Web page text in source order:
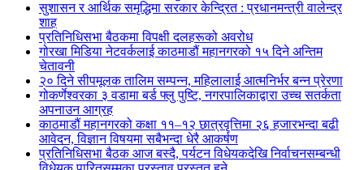
सुशासन र आर्थिक समृद्धिमा सरकार केन्द्रित : प्रधानमन्त्री वालेन्द्र
शाह
प्रतिनिधिसभा बैठकमा विपक्षी दलहरूको अवरोध
गोरखा मिडिया नेटवर्कलाई काठमाडौं महानगरको १५ दिने अन्तिम
चेतावनी
२० दिने सीपमूलक तालिम सम्पन्न, महिलालाई आत्मनिर्भर बन्न प्रेरणा
गोकर्णेश्वरका ३ वडामा बर्ड फ्लु पुष्टि, नगरपालिकाद्वारा उच्च सतर्कता
अपनाउन आग्रह
काठमाडौं महानगरको कक्षा ११–१२ छात्रवृत्तिमा २६ हजारभन्दा बढी
आवेदन, विज्ञान विषयमा सबैभन्दा धेरै आकर्षण
प्रतिनिधिसभा बैठक आज बस्दै, पर्यटन विधेयकदेखि निर्वाचनसम्बन्धी